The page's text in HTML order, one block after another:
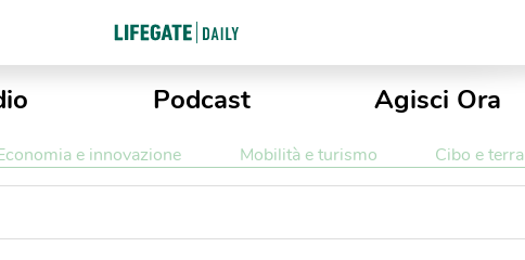
Podcast Agisci Ora
e innovazione Mobilità e turismo Cibo e terra